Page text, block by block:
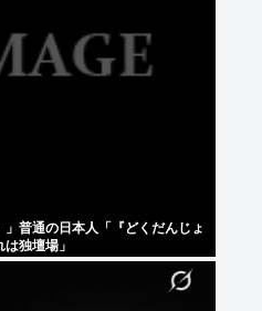
普通の日本人「『どくだんじょ
独壇場」